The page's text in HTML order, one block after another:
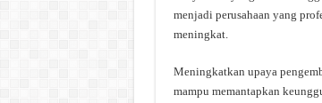
menjadi perusahaan yang
meningkat.
Meningkatkan upaya
mampu memantapkan